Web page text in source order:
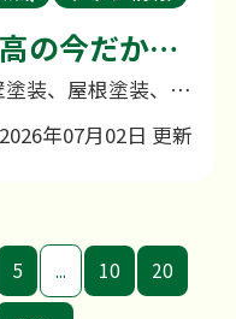
【7月末まで】物価高の今だからこそ！足場代半額キャンペーン！
みなさん、こんにちは！外壁塗装、屋根塗装、雨漏り補修専門店の田中塗装です。 諫早市、大村市、長崎市で地域密着に事業を行っております。 2026年7月31日までのお問合せ限定(WEBのみ)WEB先着5名様 足場代半額 「材料費が上がってしまうなら、なんとか別の部分でお客様の負担を減らせないだろうか？」この季節に工事を検討中の方へ、特別なお得キャンペーンをご用意しました ＼今だけの特別特典／特典① 7月31日までのお問合せ限定⇒ WEBからのご予約・お問い合わせ先着5名様に「足場代を半額」でご提供！材料が値上がりしている今だからこそ、「足場代半額」で皆様にガッツリ還元させていただきます！！工事の大きな費用のひとつである足場代が、なんと50%OFFに！（限定5名／先着順） 若竹丸のお食事券10,000円プレゼント！
2026年07月02日 更新
談
5 ... 10 20